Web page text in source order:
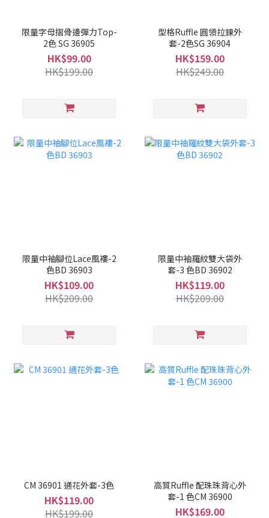
限量字母摺骨邊彈力Top-
2色 SG 36905
HK$99.00
HK$199.00
型格Ruffle 圓領拉鍊外
套-2色SG 36904
HK$159.00
HK$249.00
限量中袖腳位Lace風褸-2
色BD 36903
HK$109.00
HK$209.00
限量中袖羅紋雙大袋外
套-3 色BD 36902
HK$119.00
HK$209.00
CM 36901 通花外套-3色
HK$119.00
HK$199.00
高質Ruffle 配珠珠背心外
套-1 色CM 36900
HK$169.00